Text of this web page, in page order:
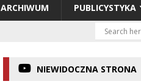
ARCHIWUM PUBLICYSTYKA
NIEWIDOCZNA STRONA